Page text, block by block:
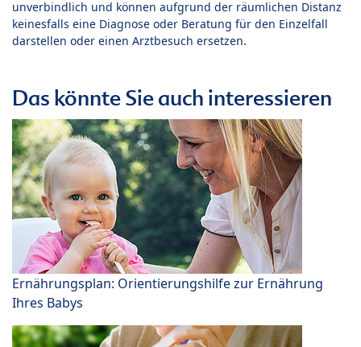
unverbindlich und können aufgrund der räumlichen Distanz
keinesfalls eine Diagnose oder Beratung für den Einzelfall
darstellen oder einen Arztbesuch ersetzen.
Das könnte Sie auch interessieren
Ernährungsplan: Orientierungshilfe zur Ernährung
Ihres Babys